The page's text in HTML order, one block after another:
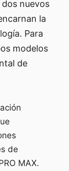
nuevos
la
Para
modelos
de
de
MAX.